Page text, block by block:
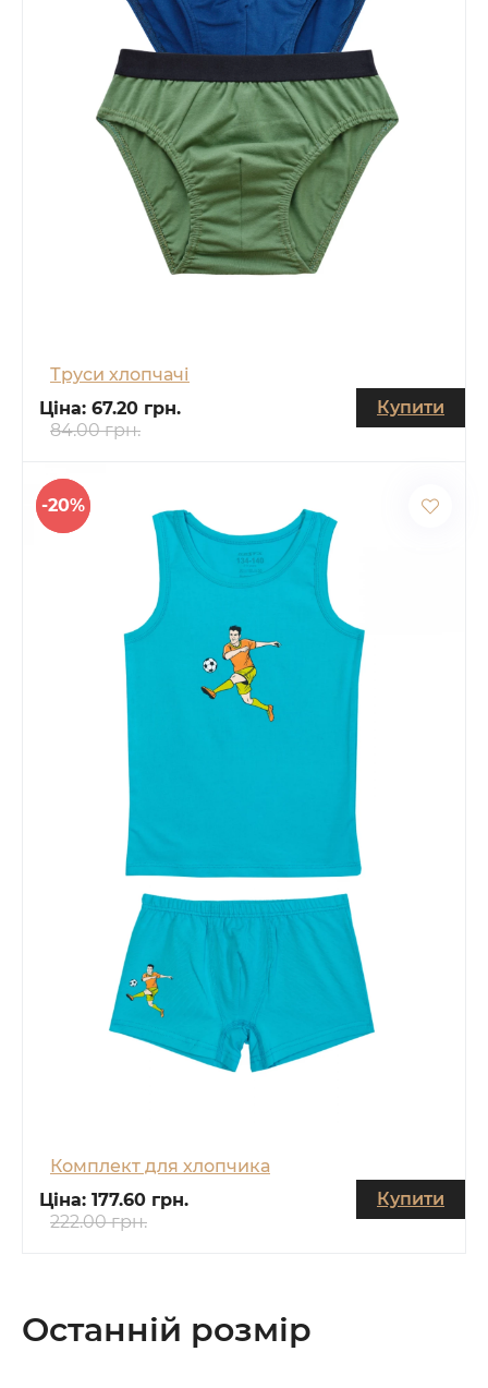
Труси хлопчачі
Ціна: 67.20 грн.
84.00 грн.
Купити
-20%
Комплект для хлопчика
Ціна: 177.60 грн.
222.00 грн.
Купити
Останній розмір